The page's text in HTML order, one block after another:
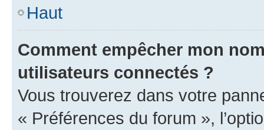
Haut
Comment empêcher mon
utilisateurs connectés ?
Vous trouverez dans votre
« Préférences du forum »,